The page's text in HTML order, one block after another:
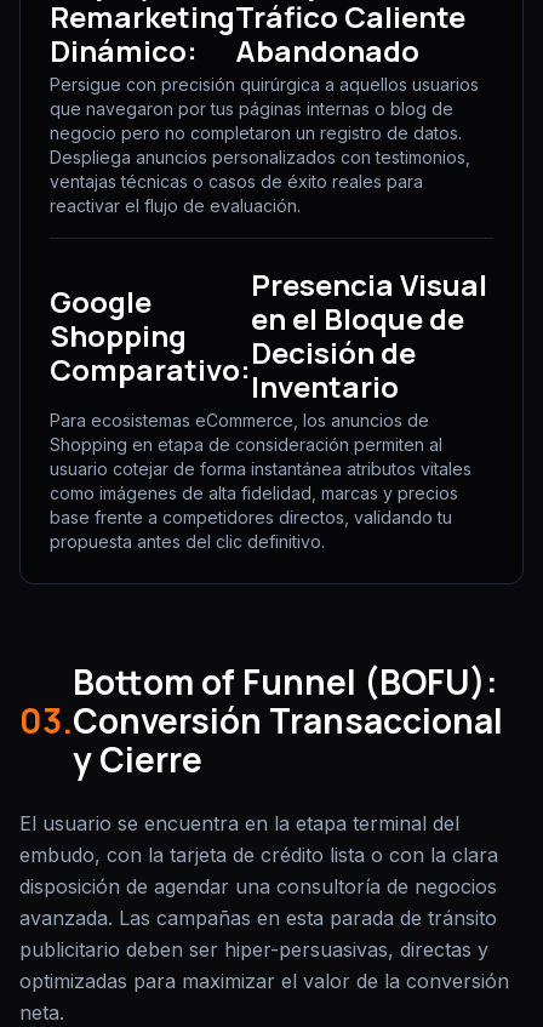
Remarketing
Dinámico:
Tráfico Caliente
Abandonado
Persigue con precisión quirúrgica a aquellos usuarios
que navegaron por tus páginas internas o blog de
negocio pero no completaron un registro de datos.
Despliega anuncios personalizados con testimonios,
ventajas técnicas o casos de éxito reales para
reactivar el flujo de evaluación.
Google
Shopping
Comparativo:
Presencia Visual
en el Bloque de
Decisión de
Inventario
Para ecosistemas eCommerce, los anuncios de
Shopping en etapa de consideración permiten al
usuario cotejar de forma instantánea atributos vitales
como imágenes de alta fidelidad, marcas y precios
base frente a competidores directos, validando tu
propuesta antes del clic definitivo.
03.
Bottom of Funnel (BOFU):
Conversión Transaccional
y Cierre
El usuario se encuentra en la etapa terminal del
embudo, con la tarjeta de crédito lista o con la clara
disposición de agendar una consultoría de negocios
avanzada. Las campañas en esta parada de tránsito
publicitario deben ser hiper-persuasivas, directas y
optimizadas para maximizar el valor de la conversión
neta.